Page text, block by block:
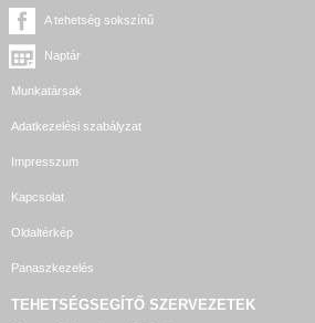
A tehetség sokszínű
Naptár
Munkatársak
Adatkezelési szabályzat
Impresszum
Kapcsolat
Oldaltérkép
Panaszkezelés
TEHETSÉGSEGÍTŐ SZERVEZETEK